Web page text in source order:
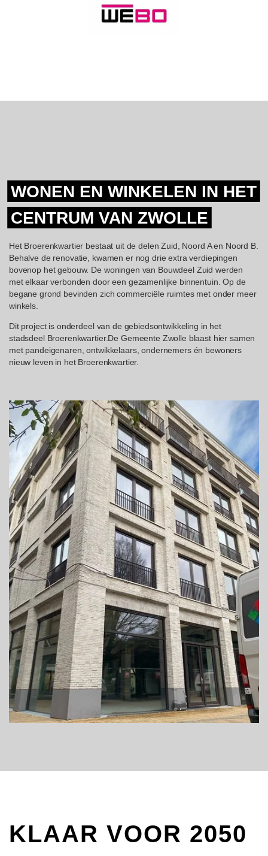
WONEN EN WINKELEN IN HET
CENTRUM VAN ZWOLLE
Het Broerenkwartier bestaat uit de delen Zuid, Noord A en Noord B.
Behalve de renovatie, kwamen er nog drie extra verdiepingen
bovenop het gebouw. De woningen van Bouwdeel Zuid werden
met elkaar verbonden door een gezamenlijke binnentuin. Op de
begane grond bevinden zich commerciële ruimtes met onder meer
winkels.
Dit project is onderdeel van de gebiedsontwikkeling in het
stadsdeel Broerenkwartier.De Gemeente Zwolle blaast hier samen
met pandeigenaren, ontwikkelaars, ondernemers én bewoners
nieuw leven in het Broerenkwartier.
KLAAR VOOR 2050